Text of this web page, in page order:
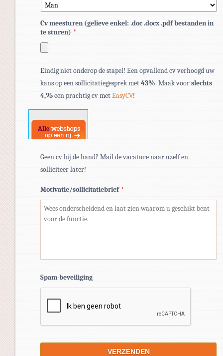
Cv meesturen (gelieve enkel: .doc .docx .pdf bestanden in
te sturen) *
bestandstypen:
pdf,
doc,
docx.
Eindig niet onderop de stapel! Een opvallend cv verhoogd uw
kans op een sollicitatiegesprek met43%. Maak voorslechts
4,95een prachtig cv metEasyCV!
Geen cv bij de hand? Mail de vacature naar uzelf en
solliciteer later!
Motivatie/sollicitatiebrief *
Spam-beveiliging